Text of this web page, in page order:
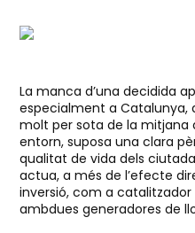
La manca d’una decidida
especialment a Catalunya,
molt per sota de la mitjana
entorn, suposa una clara
qualitat de vida dels
actua, a més de l’efecte
inversió, com a catalitzador
ambdues generadores de